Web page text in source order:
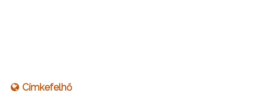
Címkefelhő